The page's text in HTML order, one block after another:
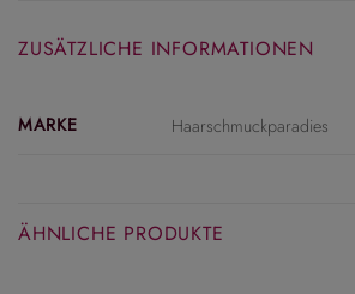
ZUSÄTZLICHE INFORMATIONEN
MARKE Haarschmuckparadies
ÄHNLICHE PRODUKTE